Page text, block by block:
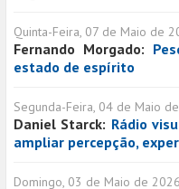
Quinta-Feira, 07 de Maio de
Fernando Morgado:
estado de espírito
Segunda-Feira, 04 de Maio
Daniel Starck: Rádio
ampliar percepção,
Domingo, 03 de Maio de 2026